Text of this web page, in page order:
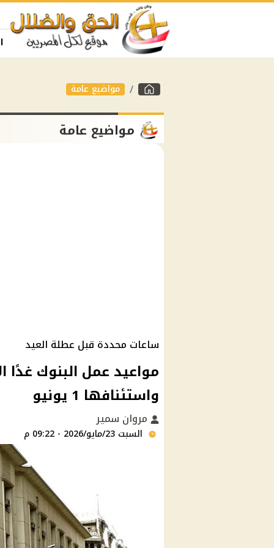
مواضيع عامة
مواضيع عامة
ساعات محددة قبل عطلة العيد
مواعيد عمل البنوك غدًا
واستئنافها 1 يونيو
مروان سمير
السبت 23/مايو/2026 - 09:22 م